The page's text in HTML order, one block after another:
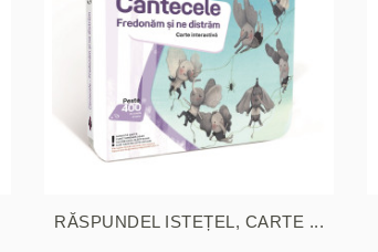
RĂSPUNDEL ISTEȚEL, CARTE ...